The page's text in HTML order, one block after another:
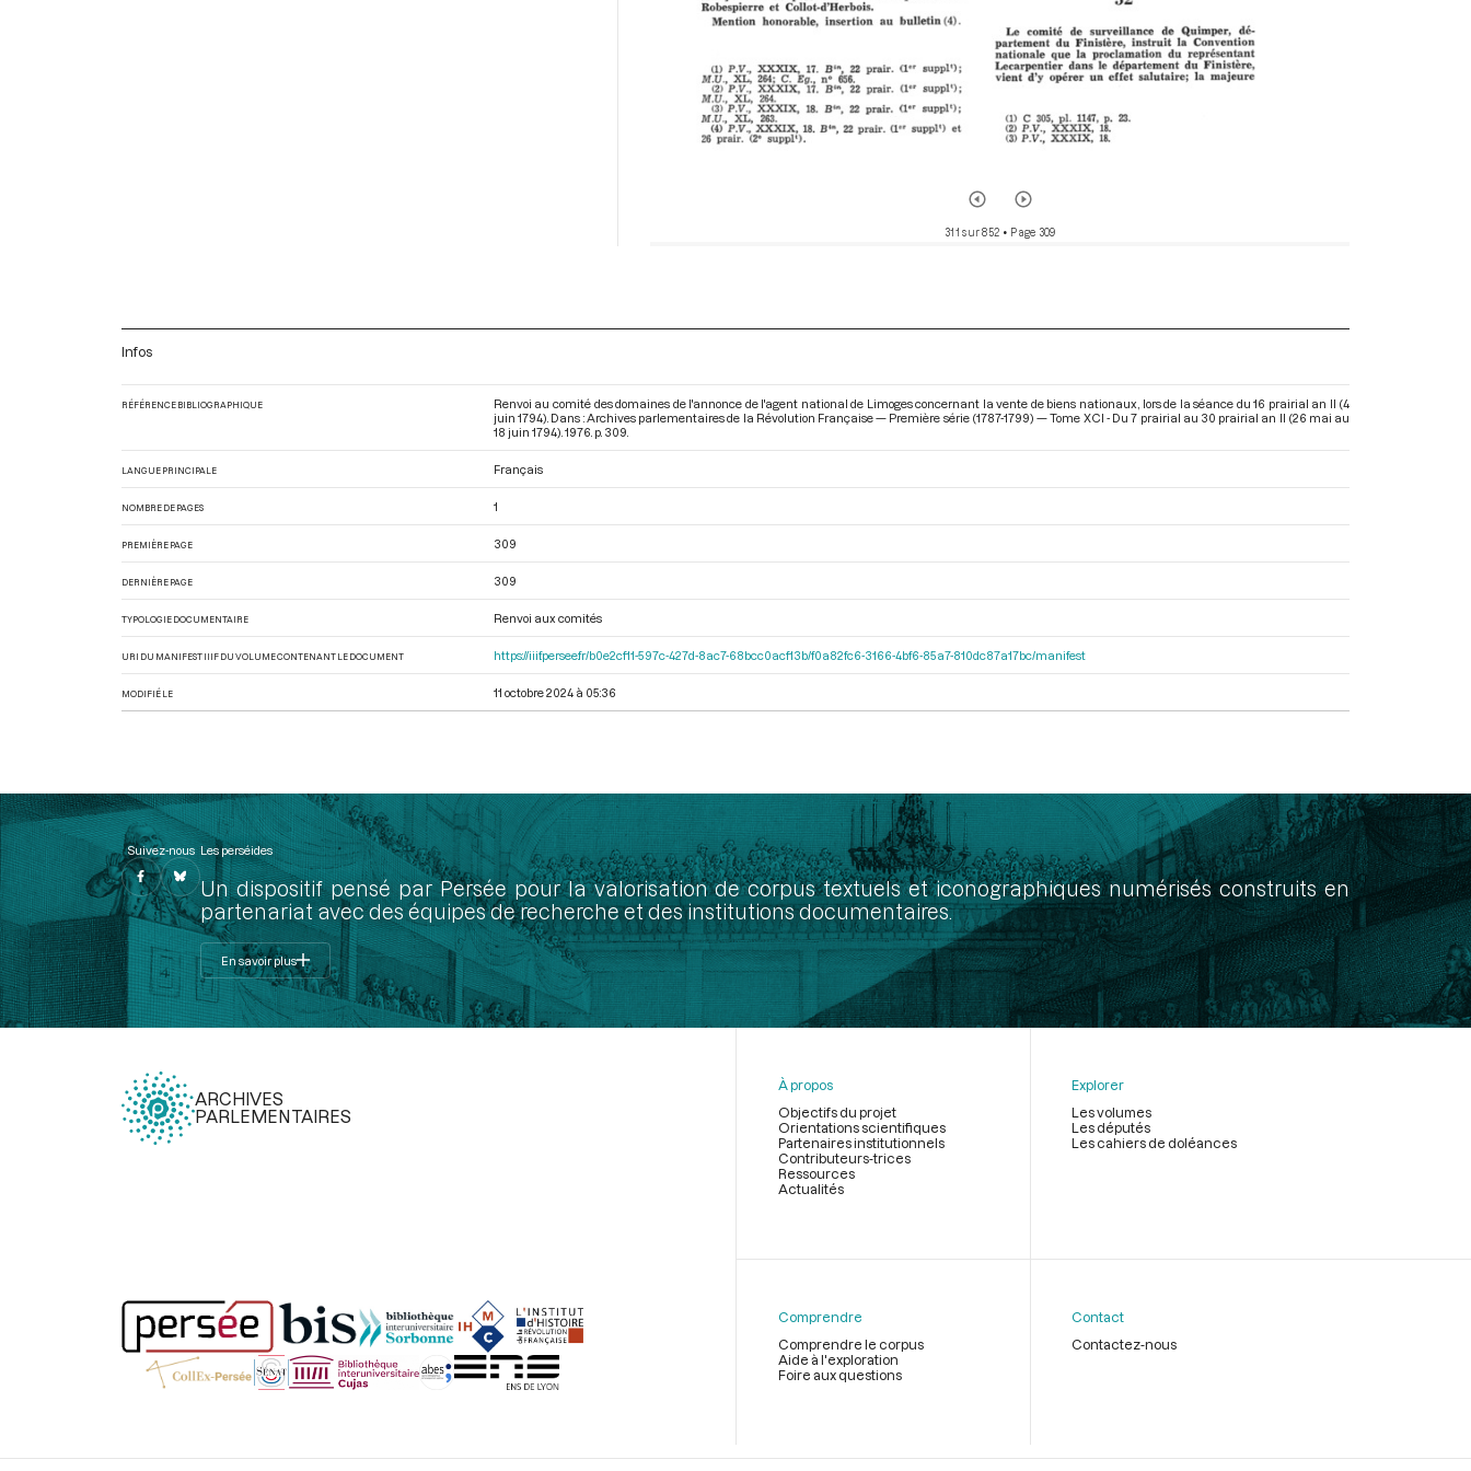
311 sur 852 • Page 309
Infos
RÉFÉRENCE BIBLIOGRAPHIQUE
Renvoi au comité des domaines de l'annonce de l'agent national de Limoges concernant la vente de biens nationaux, lors de la séance du 16 prairial an II (4
juin 1794). Dans : Archives parlementaires de la Révolution Française — Première série (1787-1799) — Tome XCI - Du 7 prairial au 30 prairial an II (26 mai au
18 juin 1794) . 1976. p. 309.
LANGUE PRINCIPALE Français
NOMBRE DE PAGES 1
PREMIÈRE PAGE 309
DERNIÈRE PAGE 309
TYPOLOGIE DOCUMENTAIRE Renvoi aux comités
URI DU MANIFEST IIIF DU VOLUME CONTENANT LE DOCUMENT https://iiif.persee.fr/b0e2cf11-597c-427d-8ac7-68bcc0acf13b/f0a82fc6-3166-4bf6-85a7-810dc87a17bc/manifest
MODIFIÉ LE 11 octobre 2024 à 05:36
Suivez-nous Les perséides
Un dispositif pensé par Persée pour la valorisation de corpus textuels et iconographiques numérisés construits en
partenariat avec des équipes de recherche et des institutions documentaires.
En savoir plus
ARCHIVES
PARLEMENTAIRES
page
À propos
Objectifs du projet
Orientations scientifiques
Partenaires institutionnels
Contributeurs-trices
Ressources
Actualités
Explorer
Les volumes
Les députés
Les cahiers de doléances
Comprendre
Comprendre le corpus
Aide à l'exploration
Foire aux questions
Contact
Contactez-nous
Légal